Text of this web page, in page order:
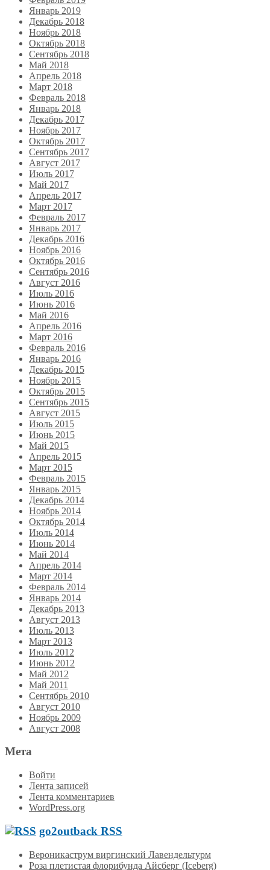
Январь 2019
Декабрь 2018
Ноябрь 2018
Октябрь 2018
Сентябрь 2018
Май 2018
Апрель 2018
Март 2018
Февраль 2018
Январь 2018
Декабрь 2017
Ноябрь 2017
Октябрь 2017
Сентябрь 2017
Август 2017
Июль 2017
Май 2017
Апрель 2017
Март 2017
Февраль 2017
Январь 2017
Декабрь 2016
Ноябрь 2016
Октябрь 2016
Сентябрь 2016
Август 2016
Июль 2016
Июнь 2016
Май 2016
Апрель 2016
Март 2016
Февраль 2016
Январь 2016
Декабрь 2015
Ноябрь 2015
Октябрь 2015
Сентябрь 2015
Август 2015
Июль 2015
Июнь 2015
Май 2015
Апрель 2015
Март 2015
Февраль 2015
Январь 2015
Декабрь 2014
Ноябрь 2014
Октябрь 2014
Июль 2014
Июнь 2014
Май 2014
Апрель 2014
Март 2014
Февраль 2014
Январь 2014
Декабрь 2013
Август 2013
Июль 2013
Март 2013
Июль 2012
Июнь 2012
Май 2012
Май 2011
Сентябрь 2010
Август 2010
Ноябрь 2009
Август 2008
Мета
Войти
Лента записей
Лента комментариев
WordPress.org
go2outback RSS
Вероникаструм виргинский Лавендельтурм
Роза плетистая флорибунда Айсберг (Iceberg)